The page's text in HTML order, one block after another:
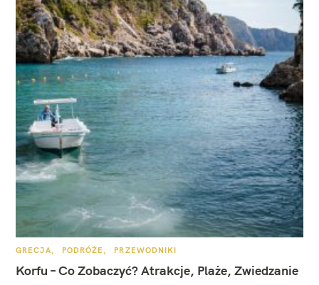
K
T
E
GRECJA PODRÓŻE PRZEWODNIKI
Korfu – Co Zobaczyć? Atrakcje, Plaże, Zwiedzanie